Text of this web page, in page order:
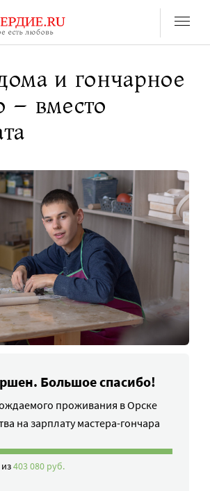
и гончарное
– вместо
Большое спасибо!
проживания в Орске
на зарплату мастера-гончара
из403 080 руб.